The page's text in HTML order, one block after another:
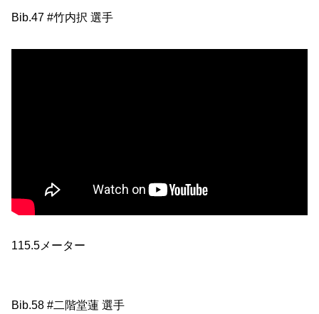
Bib.47 #竹内択 選手
115.5メーター
Bib.58 #二階堂蓮 選手